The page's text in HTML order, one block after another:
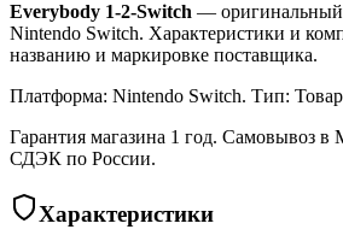
Everybody 1-2-Switch — оригинальный
Nintendo Switch. Характеристики и
названию и маркировке поставщика.
Платформа: Nintendo Switch. Тип:
Гарантия магазина 1 год. Самовывоз в
СДЭК по России.
Характеристики